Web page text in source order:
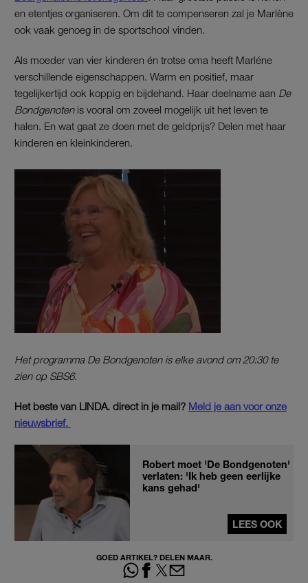
en etentjes organiseren. Om dit te compenseren zal je Marlène
ook vaak genoeg in de sportschool vinden.
Als moeder van vier kinderen én trotse oma heeft Marléne
verschillende eigenschappen. Warm en positief, maar
tegelijkertijd ook koppig en bijdehand. Haar deelname aan De
Bondgenotenis vooral om zoveel mogelijk uit het leven te
halen. En wat gaat ze doen met de geldprijs? Delen met haar
kinderen en kleinkinderen.
Het programma De Bondgenoten is elke avond om 20:30 te
zien op SBS6.
Het beste van LINDA. direct in je mail? Meld je aan voor onze
nieuwsbrief.
Robert moet 'De Bondgenoten'
verlaten: 'Ik heb geen eerlijke
kans gehad'
LEES OOK
GOED ARTIKEL? DELEN MAAR.